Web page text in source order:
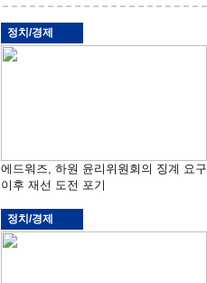
정치/경제
에드워즈, 하원 윤리위원회의 징계 요구
이후 재선 도전 포기
정치/경제